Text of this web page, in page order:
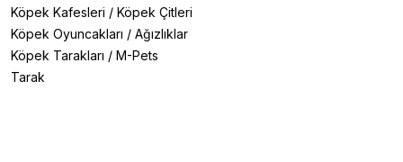
Köpek Kafesleri / Köpek Çitleri
Köpek Oyuncakları / Ağızlıklar
Köpek Tarakları / M-Pets
Tarak